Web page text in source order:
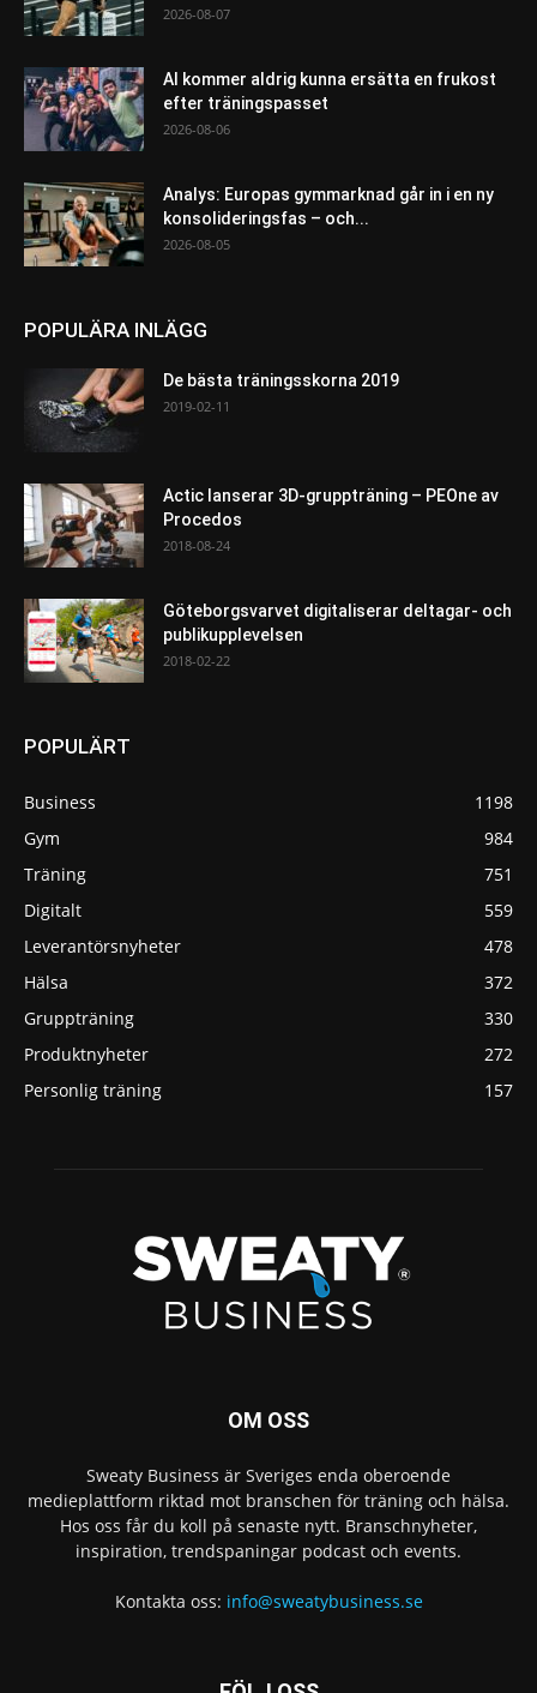
2026-08-07
AI kommer aldrig kunna ersätta en frukost
efter träningspasset
2026-08-06
Analys: Europas gymmarknad går in i en ny
konsolideringsfas – och...
2026-08-05
POPULÄRA INLÄGG
De bästa träningsskorna 2019
2019-02-11
Actic lanserar 3D-gruppträning – PEOne av
Procedos
2018-08-24
Göteborgsvarvet digitaliserar deltagar- och
publikupplevelsen
2018-02-22
POPULÄRT
Business
1198
Gym
984
Träning
751
Digitalt
559
Leverantörsnyheter
478
Hälsa
372
Gruppträning
330
Produktnyheter
272
Personlig träning
157
OM OSS
Sweaty Business är Sveriges enda oberoende
medieplattform riktad mot branschen för träning och hälsa.
Hos oss får du koll på senaste nytt. Branschnyheter,
inspiration, trendspaningar podcast och events.
Kontakta oss: info@sweatybusiness.se